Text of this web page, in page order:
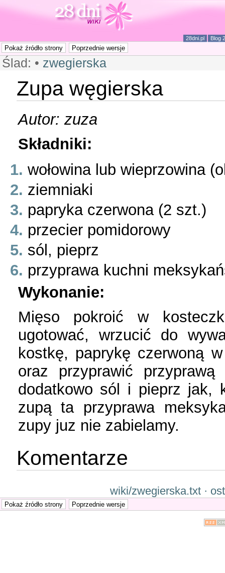
28dni.pl Blog
Ślad: • zwegierska
Zupa węgierska
Autor: zuza
Składniki:
wołowina lub wieprzowina
ziemniaki
papryka czerwona (2 szt.)
przecier pomidorowy
sól, pieprz
przyprawa kuchni
Wykonanie:
Mięso pokroić w
ugotować, wrzucić do
kostkę, paprykę czerwoną
oraz przyprawić
dodatkowo sól i pieprz jak,
zupą ta przyprawa
zupy juz nie zabielamy.
Komentarze
wiki/zwegierska.txt ·